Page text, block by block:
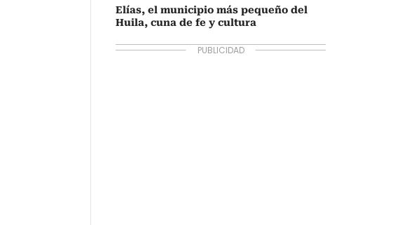
Elías, el municipio más pequeño del
Huila, cuna de fe y cultura